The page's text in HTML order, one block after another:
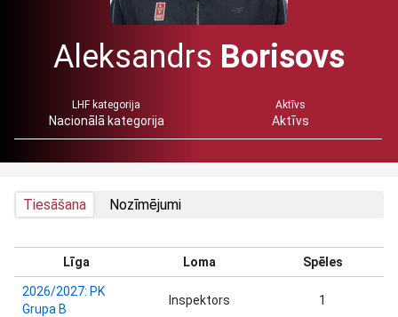
Aleksandrs Borisovs
LHF kategorija
Nacionālā kategorija
Aktīvs
Aktīvs
Tiesāšana Nozīmējumi
Līga Loma Spēles
2026/2027: PK
Grupa B
Inspektors 1